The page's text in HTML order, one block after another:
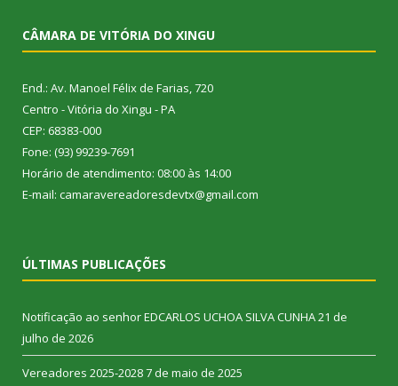
CÂMARA DE VITÓRIA DO XINGU
End.: Av. Manoel Félix de Farias, 720
Centro - Vitória do Xingu - PA
CEP: 68383-000
Fone: (93) 99239-7691
Horário de atendimento: 08:00 às 14:00
E-mail: camaravereadoresdevtx@gmail.com
ÚLTIMAS PUBLICAÇÕES
Notificação ao senhor EDCARLOS UCHOA SILVA CUNHA21 de
julho de 2026
Vereadores 2025-20287 de maio de 2025